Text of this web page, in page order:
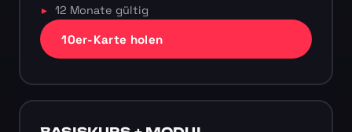
12 Monate gültig
10er-Karte holen